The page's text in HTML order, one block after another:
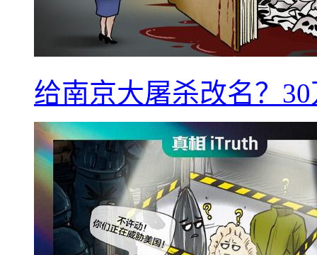
给南京大屠杀改名？